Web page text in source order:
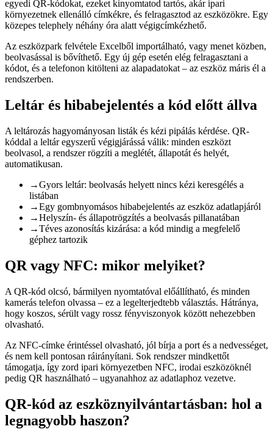
egyedi QR-kódokat, ezeket kinyomtatod tartós, akár ipari
környezetnek ellenálló címkékre, és felragasztod az eszközökre. Egy
közepes telephely néhány óra alatt végigcímkézhető.
Az eszközpark felvétele Excelből importálható, vagy menet közben,
beolvasással is bővíthető. Egy új gép esetén elég felragasztani a
kódot, és a telefonon kitölteni az alapadatokat – az eszköz máris él a
rendszerben.
Leltár és hibabejelentés a kód előtt állva
A leltározás hagyományosan listák és kézi pipálás kérdése. QR-
kóddal a leltár egyszerű végigjárássá válik: minden eszközt
beolvasol, a rendszer rögzíti a meglétét, állapotát és helyét,
automatikusan.
→Gyors leltár: beolvasás helyett nincs kézi keresgélés a
listában
→Egy gombnyomásos hibabejelentés az eszköz adatlapjáról
→Helyszín- és állapotrögzítés a beolvasás pillanatában
→Téves azonosítás kizárása: a kód mindig a megfelelő
géphez tartozik
QR vagy NFC: mikor melyiket?
A QR-kód olcsó, bármilyen nyomtatóval előállítható, és minden
kamerás telefon olvassa – ez a legelterjedtebb választás. Hátránya,
hogy koszos, sérült vagy rossz fényviszonyok között nehezebben
olvasható.
Az NFC-címke érintéssel olvasható, jól bírja a port és a nedvességet,
és nem kell pontosan ráirányítani. Sok rendszer mindkettőt
támogatja, így zord ipari környezetben NFC, irodai eszközöknél
pedig QR használható – ugyanahhoz az adatlaphoz vezetve.
QR-kód az eszköznyilvántartásban: hol a
legnagyobb haszon?